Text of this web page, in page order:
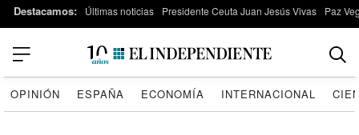
Destacamos: Últimas noticias Presidente Ceuta Juan Jesús Vivas Paz
OPINIÓN ESPAÑA ECONOMÍA INTERNACIONAL